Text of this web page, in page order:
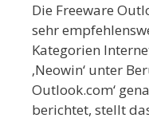
Die Freeware
sehr
Kategorien
‚Neowin‘ unter
Outlook.com‘
berichtet, stellt